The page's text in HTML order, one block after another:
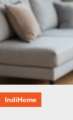
IndiHome